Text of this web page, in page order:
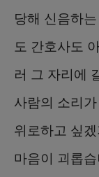
당해 신음하
도 간호사도
러 그 자리에
사람의 소리
위로하고 싶
마음이 괴롭